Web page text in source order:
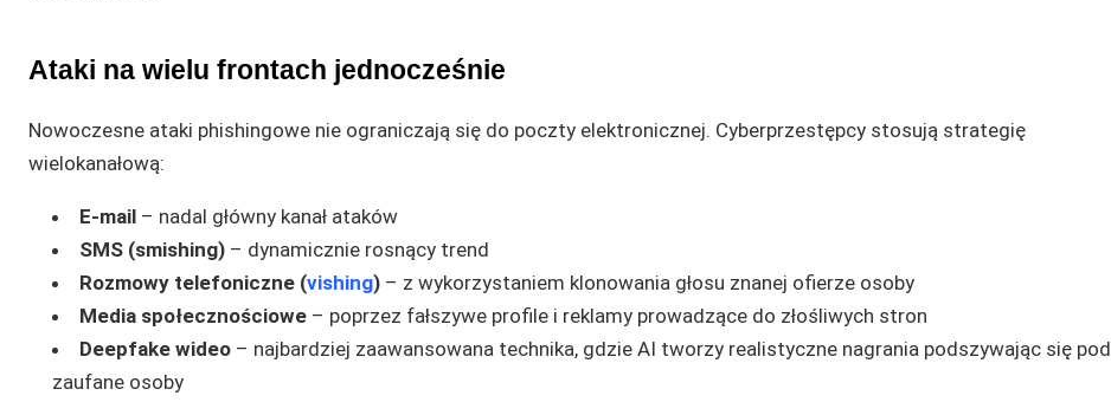
Ataki na wielu frontach jednocześnie
Nowoczesne ataki phishingowe nie ograniczają się do poczty elektronicznej. Cyberprzestępcy stosują strategię
wielokanałową:
E-mail – nadal główny kanał ataków
SMS (smishing) – dynamicznie rosnący trend
Rozmowy telefoniczne (vishing) – z wykorzystaniem klonowania głosu znanej ofierze osoby
Media społecznościowe – poprzez fałszywe profile i reklamy prowadzące do złośliwych stron
Deepfake wideo – najbardziej zaawansowana technika, gdzie AI tworzy realistyczne nagrania podszywając się pod
zaufane osoby